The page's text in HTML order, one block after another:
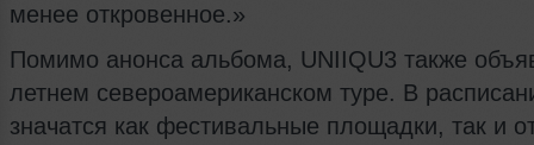
менее откровенное.»
Помимо анонса альбома, UNIIQU3 также
летнем североамериканском туре. В
значатся как фестивальные площадки, так и